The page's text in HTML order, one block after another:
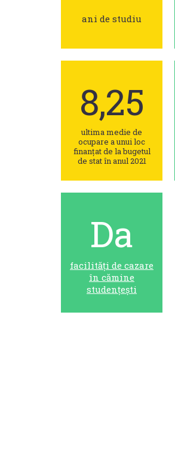
ani de studiu
8,25
ultima medie de
ocupare a unui loc
finanțat de la bugetul
de stat în anul 2021
Da
facilități de cazare
în cămine
studențești